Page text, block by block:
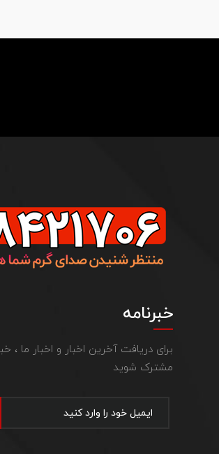
خبرنامه
برای دریافت آخرین اخبار و اخبار ما ،
مشترک شوید